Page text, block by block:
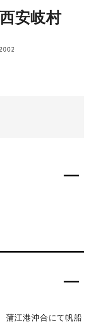
安岐村
蒲江港沖合にて帆船